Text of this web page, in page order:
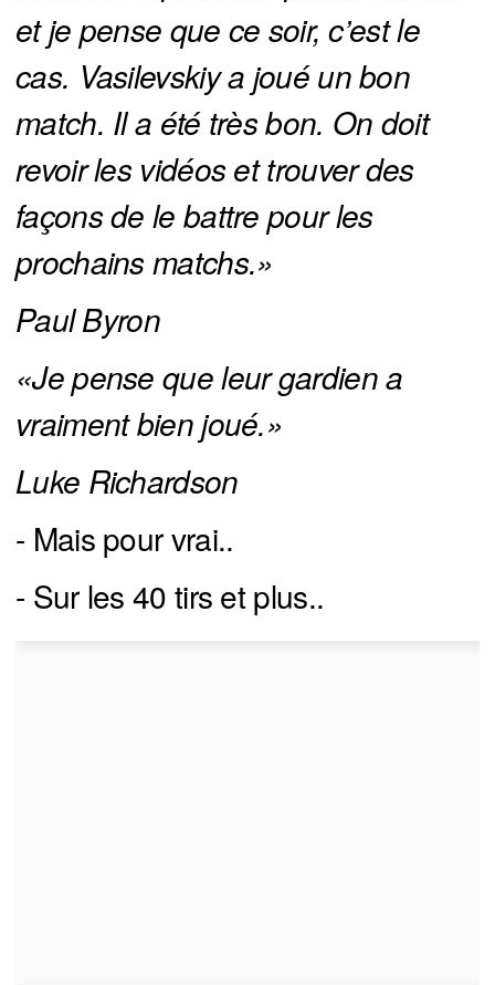
et je pense que ce soir, c’est le
cas. Vasilevskiy a joué un bon
match. Il a été très bon. On doit
revoir les vidéos et trouver des
façons de le battre pour les
prochains matchs.»
Paul Byron
«Je pense que leur gardien a
vraiment bien joué.»
Luke Richardson
- Mais pour vrai..
- Sur les 40 tirs et plus..